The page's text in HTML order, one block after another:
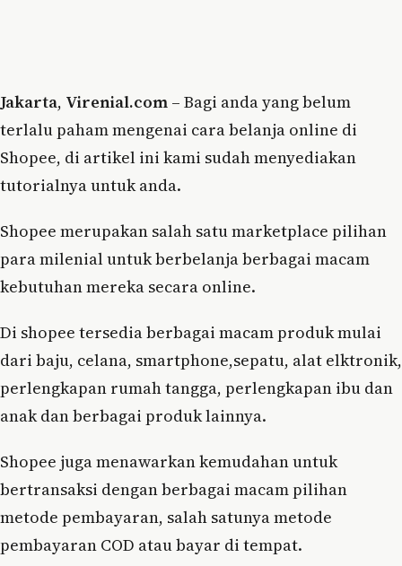
Jakarta, Virenial.com – Bagi anda yang belum
terlalu paham mengenai cara belanja online di
Shopee, di artikel ini kami sudah menyediakan
tutorialnya untuk anda.
Shopee merupakan salah satu marketplace pilihan
para milenial untuk berbelanja berbagai macam
kebutuhan mereka secara online.
Di shopee tersedia berbagai macam produk mulai
dari baju, celana, smartphone,sepatu, alat elktronik,
perlengkapan rumah tangga, perlengkapan ibu dan
anak dan berbagai produk lainnya.
Shopee juga menawarkan kemudahan untuk
bertransaksi dengan berbagai macam pilihan
metode pembayaran, salah satunya metode
pembayaran COD atau bayar di tempat.